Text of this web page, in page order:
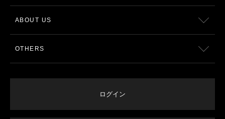
ABOUT US
OTHERS
ログイン